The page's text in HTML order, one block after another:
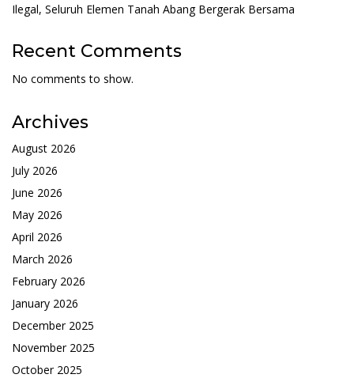
Ilegal, Seluruh Elemen Tanah Abang Bergerak Bersama
Recent Comments
No comments to show.
Archives
August 2026
July 2026
June 2026
May 2026
April 2026
March 2026
February 2026
January 2026
December 2025
November 2025
October 2025